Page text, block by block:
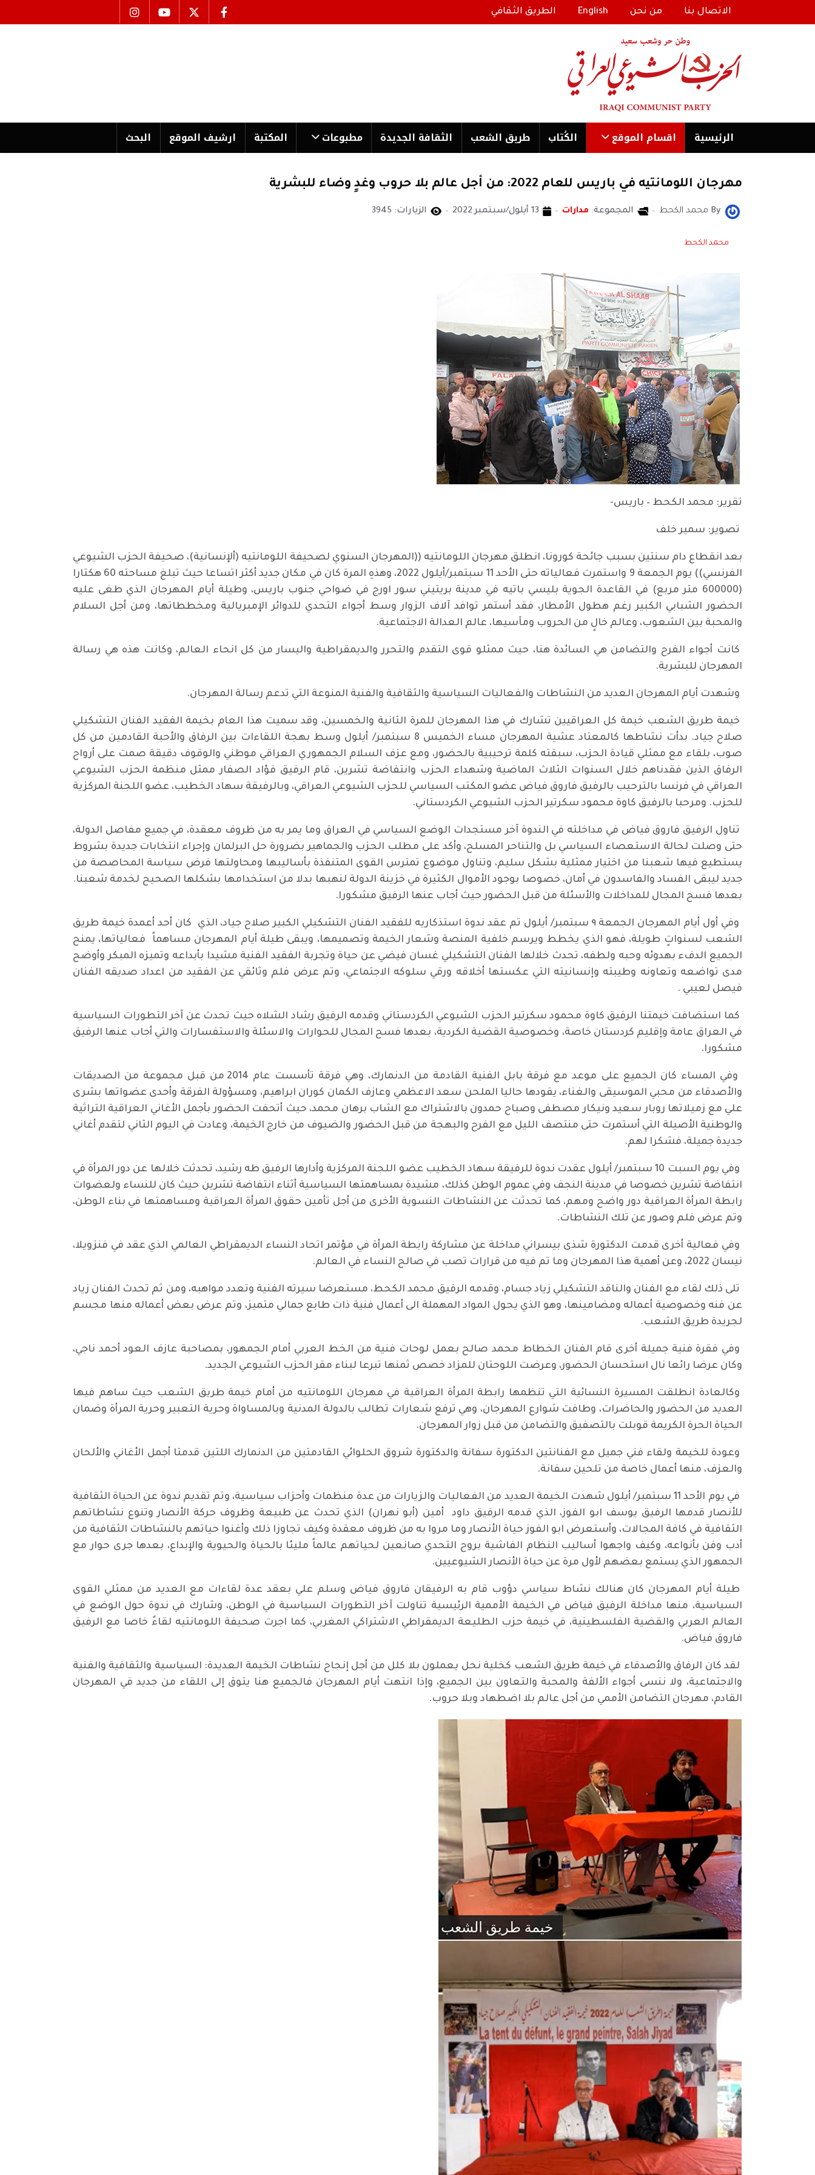
الاتصال بنا من نحن English الطريق الثقافي
الرئیسية اقسام الموقع الكُتاب طریق الشعب الثقافة الجدیدة مطبوعات المكتبة ارشیف الموقع البحث
مهرجان اللومانتيه في باريس للعام 2022: من أجل عالم بلا حروب وغدٍ وضاء للبشرية
By محمد الكحط المجموعة: مدارات 13 أيلول/سبتمبر 2022 الزيارات: 3945
محمد الكحط
تقرير: محمد الكحط – باريس-
تصوير: سمير خلف
بعد انقطاع دام سنتين بسبب جائحة كورونا، انطلق مهرجان اللومانتيه ((المهرجان السنوي لصحيفة اللومانتيه (ألإنسانية)، صحيفة الحزب الشيوعي
الفرنسي)) يوم الجمعة 9 واستمرت فعالياته حتى الأحد 11 سبتمبر/أيلول 2022، وهذهِ المرة كان في مكان جديد أكثر اتساعا حيث تبلغ مساحته 60 هكتارا
(600000 متر مربع) في القاعدة الجوية بليسي باتيه في مدينة بريتيني سور اورج في ضواحي جنوب باريس، وطيلة أيام المهرجان الذي طغى عليه
الحضور الشبابي الكبير رغم هطول الأمطار، فقد أستمر توافد آلاف الزوار وسط أجواء التحدي للدوائر الإمبريالية ومخططاتها، ومن أجل السلام
والمحبة بين الشعوب، وعالم خالٍ من الحروب ومآسيها، عالم العدالة الاجتماعية.
كانت أجواء الفرح والتضامن هي السائدة هنا، حيث ممثلو قوى التقدم والتحرر والديمقراطية واليسار من كل انحاء العالم، وكانت هذه هي رسالة
المهرجان للبشرية.
وشهدت أيام المهرجان العديد من النشاطات والفعاليات السياسية والثقافية والفنية المنوعة التي تدعم رسالة المهرجان.
خيمة طريق الشعب خيمة كل العراقيين تشارك في هذا المهرجان للمرة الثانية والخمسين، وقد سميت هذا العام بخيمة الفقيد الفنان التشكيلي
صلاح جياد. بدأت نشاطها كالمعتاد عشية المهرجان مساء الخميس 8 سبتمبر/ أيلول وسط بهجة اللقاءات بين الرفاق والأحبة القادمين من كل
صوب، بلقاء مع ممثلي قيادة الحزب، سبقته كلمة ترحيبية بالحضور، ومع عزف السلام الجمهوري العراقي موطني والوقوف دقيقة صمت على أرواح
الرفاق الذين فقدناهم خلال السنوات الثلاث الماضية وشهداء الحزب وانتفاضة تشرين، قام الرفيق فؤاد الصفار ممثل منظمة الحزب الشيوعي
العراقي في فرنسا بالترحيب بالرفيق فاروق فياض عضو المكتب السياسي للحزب الشيوعي العراقي، وبالرفيقة سهاد الخطيب، عضو اللجنة المركزية
للحزب. ومرحبا بالرفيق كاوة محمود سكرتير الحزب الشيوعي الكردستاني.
تناول الرفيق فاروق فياض في مداخلته في الندوة آخر مستجدات الوضع السياسي في العراق وما يمر به من ظروف معقدة، في جميع مفاصل الدولة،
حتى وصلت لحالة الاستعصاء السياسي بل والتناحر المسلح، وأكد على مطلب الحزب والجماهير بضرورة حل البرلمان وإجراء انتخابات جديدة بشروط
يستطيع فيها شعبنا من اختيار ممثلية بشكل سليم، وتناول موضوع تمترس القوى المتنفذة بأساليبها ومحاولتها فرض سياسة المحاصصة من
جديد ليبقى الفساد والفاسدون في أمان، خصوصا بوجود الأموال الكثيرة في خزينة الدولة لنهبها بدلا من استخدامها بشكلها الصحيح لخدمة شعبنا.
بعدها فسح المجال للمداخلات والأسئلة من قبل الحضور حيث أجاب عنها الرفيق مشكورا.
وفي أول أيام المهرجان الجمعة ٩ سبتمبر/ أيلول تم عقد ندوة استذكاريه للفقيد الفنان التشكيلي الكبير صلاح جياد، الذي كان أحد أعمدة خيمة طريق
الشعب لسنواتٍ طويلة، فهو الذي يخطط ويرسم خلفية المنصة وشعار الخيمة وتصميمها، ويبقى طيلة أيام المهرجان مساهماً فعالياتها، يمنح
الجميع الدفء بهدوئه وحبه ولطفه، تحدث خلالها الفنان التشكيلي غسان فيضي عن حياة وتجربة الفقيد الفنية مشيدا بأبداعه وتميزه المبكر وأوضح
مدى تواضعه وتعاونه وطيبته وإنسانيته التي عكستها أخلاقه ورقي سلوكه الاجتماعي، وتم عرض فلم وثائقي عن الفقيد من اعداد صديقه الفنان
فيصل لعيبي .
كما استضافت خيمتنا الرفيق كاوة محمود سكرتير الحزب الشيوعي الكردستاني وقدمه الرفيق رشاد الشلاه حيث تحدث عن آخر التطورات السياسية
في العراق عامة وإقليم كردستان خاصة، وخصوصية القضية الكردية، بعدها فسح المجال للحوارات والاسئلة والاستفسارات والتي أجاب عنها الرفيق
مشكورا.
وفي المساء كان الجميع على موعد مع فرقة بابل الفنية القادمة من الدنمارك، وهي فرقة تأسست عام 2014 من قبل مجموعة من الصديقات
والأصدقاء من محبي الموسيقى والغناء، يقودها حاليا الملحن سعد الاعظمي وعازف الكمان كوران ابراهيم، ومسؤولة الفرقة وأحدى عضواتها بشرى
علي مع زميلاتها روبار سعيد ونيكار مصطفى وصباح حمدون بالاشتراك مع الشاب برهان محمد، حيث أتحفت الحضور بأجمل الأغاني العراقية التراثية
والوطنية الأصيلة التي أستمرت حتى منتصف الليل مع الفرح والبهجة من قبل الحضور والضيوف من خارج الخيمة، وعادت في اليوم الثاني لتقدم أغاني
جديدة جميلة، فشكرا لهم.
وفي يوم السبت 10 سبتمبر/ أيلول عقدت ندوة للرفيقة سهاد الخطيب عضو اللجنة المركزية وأدارها الرفيق طه رشيد، تحدثت خلالها عن دور المرأة في
انتفاضة تشرين خصوصا في مدينة النجف وفي عموم الوطن كذلك، مشيدة بمساهمتها السياسية أثناء انتفاضة تشرين حيث كان للنساء ولعضوات
رابطة المرأة العراقية دور واضح ومهم، كما تحدثت عن النشاطات النسوية الأخرى من أجل تأمين حقوق المرأة العراقية ومساهمتها في بناء الوطن،
وتم عرض فلم وصور عن تلك النشاطات.
وفي فعالية أخرى قدمت الدكتورة شذى بيسراني مداخلة عن مشاركة رابطة المرأة في مؤتمر اتحاد النساء الديمقراطي العالمي الذي عقد في فنزويلا،
نيسان 2022، وعن أهمية هذا المهرجان وما تم فيه من قرارات تصب في صالح النساء في العالم.
تلى ذلك لقاء مع الفنان والناقد التشكيلي زياد جسام، وقدمه الرفيق محمد الكحط، مستعرضا سيرته الفنية وتعدد مواهبه، ومن ثم تحدث الفنان زياد
عن فنه وخصوصية أعماله ومضامينها، وهو الذي يحول المواد المهملة الى أعمال فنية ذات طابع جمالي متميز، وتم عرض بعض أعماله منها مجسم
لجريدة طريق الشعب.
وفي فقرة فنية جميلة أخرى قام الفنان الخطاط محمد صالح بعمل لوحات فنية من الخط العربي أمام الجمهور، بمصاحبة عازف العود أحمد ناجي،
وكان عرضا رائعا نال استحسان الحضور، وعرضت اللوحتان للمزاد خصص ثمنها تبرعا لبناء مقر الحزب الشيوعي الجديد.
وكالعادة انطلقت المسيرة النسائية التي تنظمها رابطة المرأة العراقية في مهرجان اللومانتيه من أمام خيمة طريق الشعب حيث ساهم فيها
العديد من الحضور والحاضرات، وطافت شوارع المهرجان، وهي ترفع شعارات تطالب بالدولة المدنية وبالمساواة وحرية التعبير وحرية المرأة وضمان
الحياة الحرة الكريمة قوبلت بالتصفيق والتضامن من قبل زوار المهرجان.
وعودة للخيمة ولقاء فني جميل مع الفنانتين الدكتورة سفانة والدكتورة شروق الحلوائي القادمتين من الدنمارك اللتين قدمتا أجمل الأغاني والألحان
والعزف، منها أعمال خاصة من تلحين سفانة.
في يوم الأحد 11 سبتمبر/ أيلول شهدت الخيمة العديد من الفعاليات والزيارات من عدة منظمات وأحزاب سياسية، وتم تقديم ندوة عن الحياة الثقافية
للأنصار قدمها الرفيق يوسف ابو الفوز، الذي قدمه الرفيق داود أمين (أبو نهران) الذي تحدث عن طبيعة وظروف حركة الأنصار وتنوع نشاطاتهم
الثقافية في كافة المجالات، وأستعرض ابو الفوز حياة الأنصار وما مروا به من ظروف معقدة وكيف تجاوزا ذلك وأغنوا حياتهم بالنشاطات الثقافية من
أدب وفن بأنواعه، وكيف واجهوا أساليب النظام الفاشية بروح التحدي صانعين لحياتهم عالماً مليئا بالحياة والحيوية والإبداع، بعدها جرى حوار مع
الجمهور الذي يستمع بعضهم لأول مرة عن حياة الأنصار الشيوعيين.
طيلة أيام المهرجان كان هنالك نشاط سياسي دؤوب قام به الرفيقان فاروق فياض وسلم علي بعقد عدة لقاءات مع العديد من ممثلي القوى
السياسية، منها مداخلة الرفيق فياض في الخيمة الأممية الرئيسية تناولت آخر التطورات السياسية في الوطن، وشارك في ندوة حول الوضع في
العالم العربي والقضية الفلسطينية، في خيمة حزب الطليعة الديمقراطي الاشتراكي المغربي، كما اجرت صحيفة اللومانتيه لقاءً خاصا مع الرفيق
فاروق فياض.
لقد كان الرفاق والأصدقاء في خيمة طريق الشعب كخلية نحل يعملون بلا كلل من أجل إنجاح نشاطات الخيمة العديدة: السياسية والثقافية والفنية
والاجتماعية، ولا ننسى أجواء الألفة والمحبة والتعاون بين الجميع، وإذا انتهت أيام المهرجان فالجميع هنا يتوق إلى اللقاء من جديد في المهرجان
القادم، مهرجان التضامن الأممي من أجل عالم بلا اضطهاد وبلا حروب.